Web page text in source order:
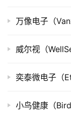
市
投
据
创
万像电子（
威尔视（
奕泰微电子（
小鸟健康（